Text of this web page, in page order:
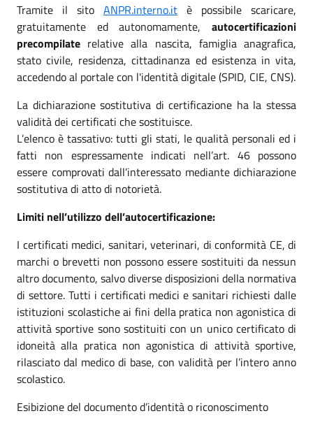
Tramite il sito ANPR.interno.it è possibile scaricare,
gratuitamente ed autonomamente, autocertificazioni
precompilate relative alla nascita, famiglia anagrafica,
stato civile, residenza, cittadinanza ed esistenza in vita,
accedendo al portale con l'identità digitale (SPID, CIE, CNS).
La dichiarazione sostitutiva di certificazione ha la stessa
validità dei certificati che sostituisce.
L’elenco è tassativo: tutti gli stati, le qualità personali ed i
fatti non espressamente indicati nell’art. 46 possono
essere comprovati dall’interessato mediante dichiarazione
sostitutiva di atto di notorietà.
Limiti nell’utilizzo dell’autocertificazione:
I certificati medici, sanitari, veterinari, di conformità CE, di
marchi o brevetti non possono essere sostituiti da nessun
altro documento, salvo diverse disposizioni della normativa
di settore. Tutti i certificati medici e sanitari richiesti dalle
istituzioni scolastiche ai fini della pratica non agonistica di
attività sportive sono sostituiti con un unico certificato di
idoneità alla pratica non agonistica di attività sportive,
rilasciato dal medico di base, con validità per l’intero anno
scolastico.
Esibizione del documento d’identità o riconoscimento